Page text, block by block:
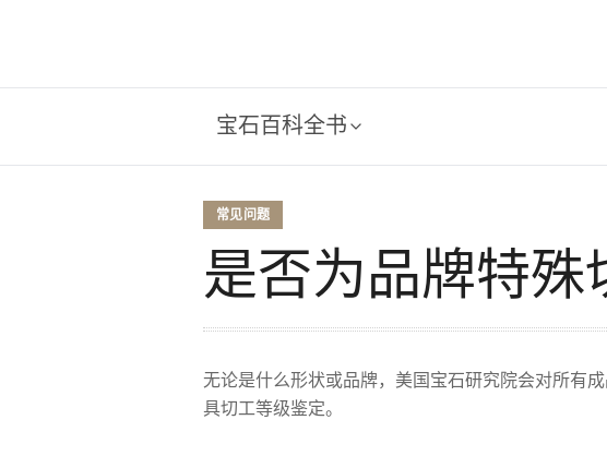
宝石百科全书
常见问题
是否为品牌特殊
无论是什么形状或品牌，美国宝石研究院会对所有
具切工等级鉴定。